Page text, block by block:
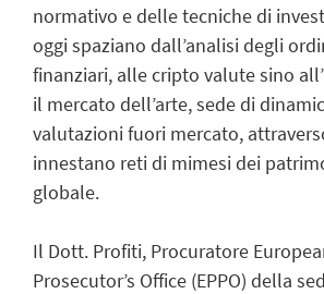
normativo e delle tecniche di
oggi spaziano dall’analisi degli
finanziari, alle cripto valute sino
il mercato dell’arte, sede di
valutazioni fuori mercato,
innestano reti di mimesi dei
globale.
Il Dott. Profiti, Procuratore
Prosecutor’s Office (EPPO) della